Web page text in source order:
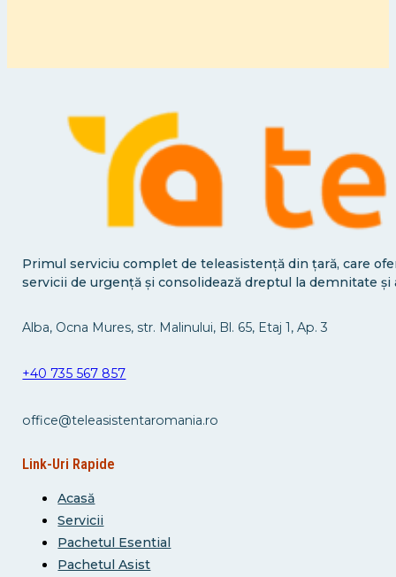
Primul serviciu complet de teleasistență din țară, care
servicii de urgență și consolidează dreptul la demnitate și
Alba, Ocna Mures, str. Malinului, Bl. 65, Etaj 1, Ap. 3
+40 735 567 857
office@teleasistentaromania.ro
Link-Uri Rapide
Acasă
Servicii
Pachetul Esential
Pachetul Asist